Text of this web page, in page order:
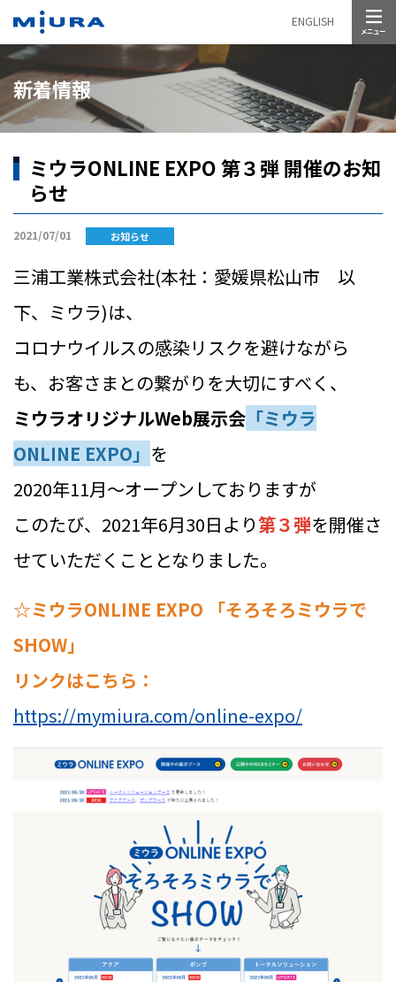
ENGLISH
新着情報
ミウラONLINE EXPO 第３弾 開催のお知
らせ
2021/07/01 お知らせ
三浦工業株式会社(本社：愛媛県松山市 以
下、ミウラ)は、
コロナウイルスの感染リスクを避けながら
も、お客さまとの繋がりを大切にすべく、
ミウラオリジナルWeb展示会 「ミウラ
ONLINE EXPO」 を
2020年11月～オープンしておりますが
このたび、2021年6月30日より第３弾を開催さ
せていただくこととなりました。
☆ミウラONLINE EXPO 「そろそろミウラで
SHOW」
リンクはこちら：
https://mymiura.com/online-expo/